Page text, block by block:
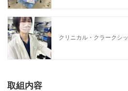
クリニカル・クラークシ
取組内容